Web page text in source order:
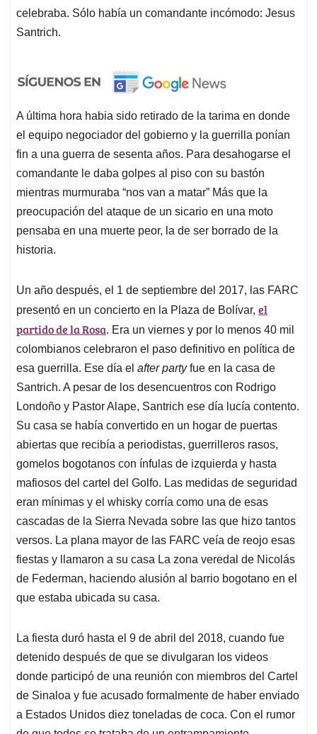
celebraba. Sólo había un comandante incómodo: Jesus
Santrich.
A última hora habia sido retirado de la tarima en donde
el equipo negociador del gobierno y la guerrilla ponían
fin a una guerra de sesenta años. Para desahogarse el
comandante le daba golpes al piso con su bastón
mientras murmuraba “nos van a matar” Más que la
preocupación del ataque de un sicario en una moto
pensaba en una muerte peor, la de ser borrado de la
historia.
Un año después, el 1 de septiembre del 2017, las FARC
presentó en un concierto en la Plaza de Bolívar, el
partido de la Rosa. Era un viernes y por lo menos 40 mil
colombianos celebraron el paso definitivo en política de
esa guerrilla. Ese día el after partyfue en la casa de
Santrich. A pesar de los desencuentros con Rodrigo
Londoño y Pastor Alape, Santrich ese día lucía contento.
Su casa se había convertido en un hogar de puertas
abiertas que recibía a periodistas, guerrilleros rasos,
gomelos bogotanos con ínfulas de izquierda y hasta
mafiosos del cartel del Golfo. Las medidas de seguridad
eran mínimas y el whisky corría como una de esas
cascadas de la Sierra Nevada sobre las que hizo tantos
versos. La plana mayor de las FARC veía de reojo esas
fiestas y llamaron a su casa La zona veredal de Nicolás
de Federman, haciendo alusión al barrio bogotano en el
que estaba ubicada su casa.
La fiesta duró hasta el 9 de abril del 2018, cuando fue
detenido después de que se divulgaran los videos
donde participó de una reunión con miembros del Cartel
de Sinaloa y fue acusado formalmente de haber enviado
a Estados Unidos diez toneladas de coca. Con el rumor